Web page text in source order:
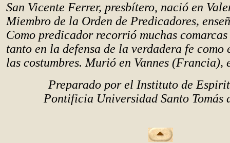
San Vicente Ferrer, presbítero, nació en
Miembro de la Orden de Predicadores,
Como predicador recorrió muchas
tanto en la defensa de la verdadera fe como
las costumbres. Murió en Vannes (Francia),
Preparado por el Instituto de
Pontificia Universidad Santo Tomás